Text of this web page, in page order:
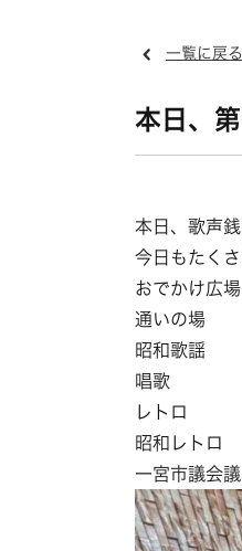
一覧に戻る
本日、
本日、歌声銭
今日もたく
おでかけ広場
通いの場
昭和歌謡
唱歌
レトロ
昭和レトロ
一宮市議会